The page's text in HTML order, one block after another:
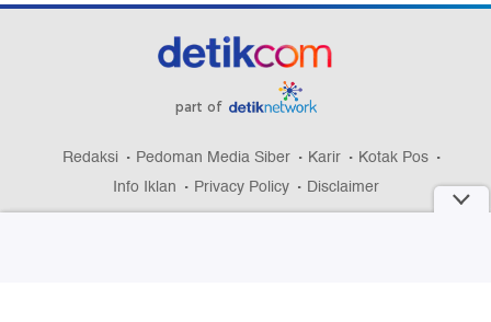
part of
Redaksi Pedoman Media Siber Karir
Kotak Pos
Info Iklan
Privacy Policy Disclaimer